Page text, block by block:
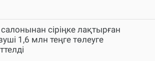
салонынан сіріңке лақтырған
1,6 млн теңге төлеуге